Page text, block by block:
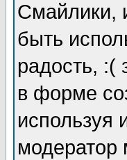
Смайлики,
быть
радость, :(
в форме
используя
модератор